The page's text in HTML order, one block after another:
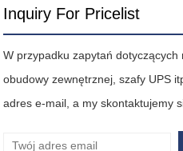
Inquiry For Pricelist
W przypadku zapytań dotyczących
obudowy zewnętrznej, szafy UPS
adres e-mail, a my skontaktujemy